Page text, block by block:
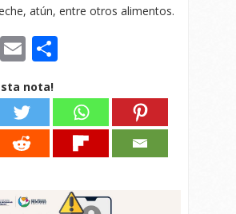
atún, entre otros alimentos.
Twitter
Email
nota!